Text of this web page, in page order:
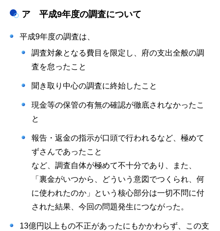
ア 平成9年度の調査について
平成9年度の調査は、
調査対象となる費目を限定し、府の支出全般の調
査を怠ったこと
聞き取り中心の調査に終始したこと
現金等の保管の有無の確認が徹底されなかったこ
と
報告・返金の指示が口頭で行われるなど、極めて
ずさんであったこと
など、調査自体が極めて不十分であり、また、
「裏金がいつから、どういう意図でつくられ、何
に使われたのか」という核心部分は一切不問に付
された結果、今回の問題発生につながった。
13億円以上もの不正があったにもかかわらず、この支